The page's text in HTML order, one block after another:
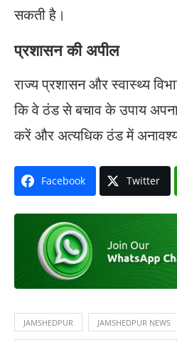
सकती है।
प्रशासन की अपील
राज्य प्रशासन और स्वास्थ्य
कि वे ठंड से बचाव के उपाय
करें और अत्यधिक ठंड में
Facebook Twitter
JAMSHEDPUR JAMSHEDPUR NEWS